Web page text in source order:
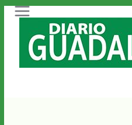
Saltar
contenido